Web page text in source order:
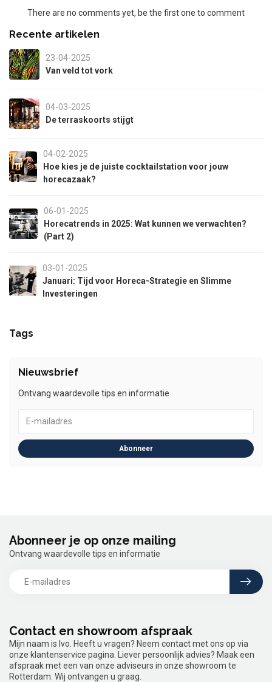
There are no comments yet, be the first one to comment
Recente artikelen
23-04-2025
Van veld tot vork
04-03-2025
De terraskoorts stijgt
04-02-2025
Hoe kies je de juiste cocktailstation voor jouw
horecazaak?
06-01-2025
Horecatrends in 2025: Wat kunnen we verwachten?
(Part 2)
03-01-2025
Januari: Tijd voor Horeca-Strategie en Slimme
Investeringen
Tags
Nieuwsbrief
Ontvang waardevolle tips en informatie
Abonneer
Contact en showroom afspraak
Mijn naam is Ivo. Heeft u vragen? Neem contact met ons op via
onze klantenservice pagina. Liever persoonlijk advies? Maak een
afspraak met een van onze adviseurs in onze showroom te
Rotterdam. Wij ontvangen u graag.
Abonneer je op onze mailing
Ontvang waardevolle tips en informatie